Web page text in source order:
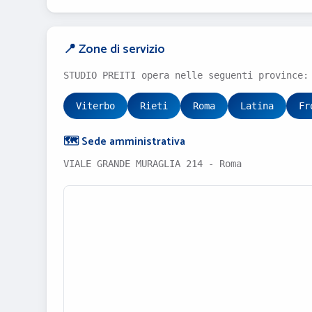
📍 Zone di servizio
STUDIO PREITI opera nelle seguenti province:
Viterbo Rieti Roma Latina
🗺️ Sede amministrativa
VIALE GRANDE MURAGLIA 214 - Roma